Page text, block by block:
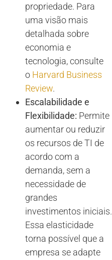
propriedade. Para
uma visão mais
detalhada sobre
economia e
tecnologia, consulte
o Harvard Business
Review.
Escalabilidade e
Flexibilidade: Permite
aumentar ou reduzir
os recursos de TI de
acordo com a
demanda, sem a
necessidade de
grandes
investimentos iniciais.
Essa elasticidade
torna possível que a
empresa se adapte